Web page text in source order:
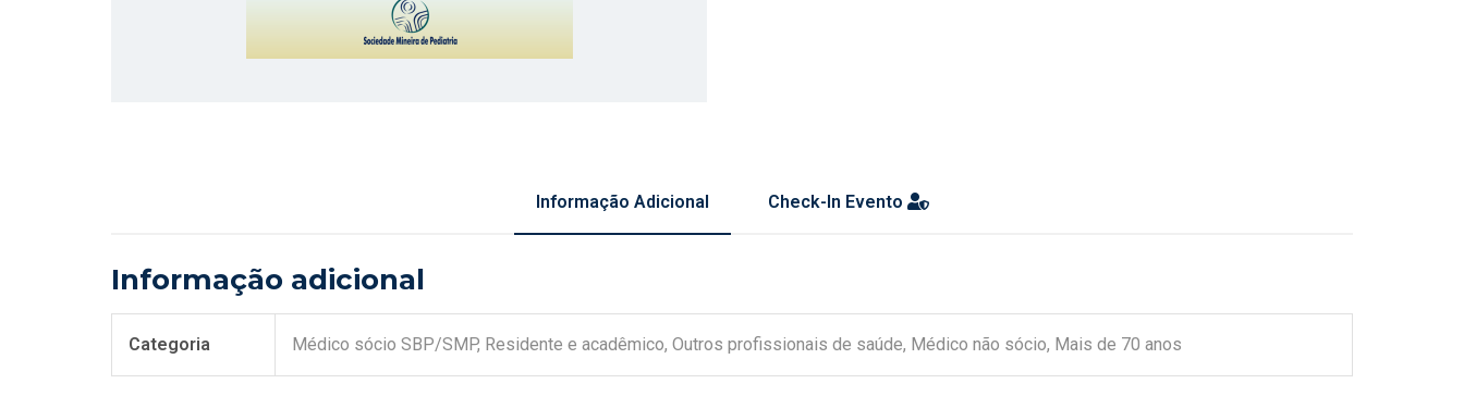
Informação Adicional Check-In Evento
Informação adicional
Categoria Médico sócio SBP/SMP, Residente e acadêmico, Outros profissionais de saúde, Médico não sócio, Mais de 70 anos